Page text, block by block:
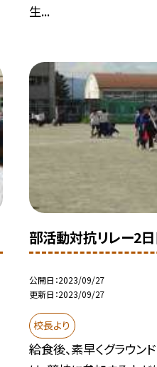
生...
部活動対抗リレー2
公開日 2023/09/27
更新日 2023/09/27
校長より
給食後、素早くグラウン